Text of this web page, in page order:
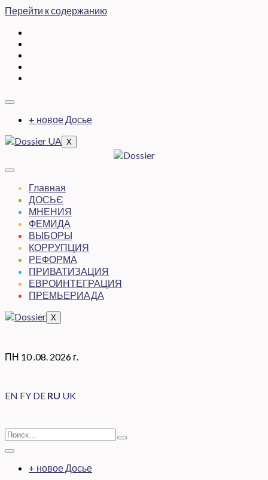
Перейти к содержанию
+ новое Досье
X
Главная
ДОСЬЄ
МНЕНИЯ
ФЕМИДА
ВЫБОРЫ
КОРРУПЦИЯ
РЕФОРМА
ПРИВАТИЗАЦИЯ
ЕВРОИНТЕГРАЦИЯ
ПРЕМЬЕРИАДА
X
ПН 10 .08. 2026 г.
EN FY DE RU UK
+ новое Досье